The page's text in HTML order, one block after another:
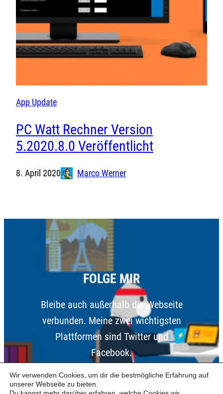
App Update
PC Watt Rechner Version
5.2020.8.0 Veröffentlicht
8. April 2020 Marco Werner
FOLGE MIR
Bleibe auch außerhalb der Webseite
verbunden. Meine zwei wichtigsten
Plattformen sind Twitter und
Facebook.
Wir verwenden Cookies, um dir die bestmögliche Erfahrung auf
unserer Webseite zu bieten.